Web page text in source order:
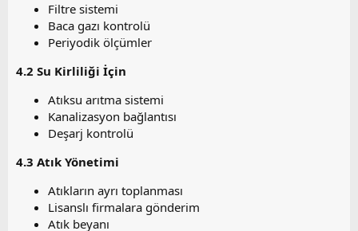
Filtre sistemi
Baca gazı kontrolü
Periyodik ölçümler
4.2 Su Kirliliği İçin​
Atıksu arıtma sistemi
Kanalizasyon bağlantısı
Deşarj kontrolü
4.3 Atık Yönetimi​
Atıkların ayrı toplanması
Lisanslı firmalara gönderim
Atık beyanı